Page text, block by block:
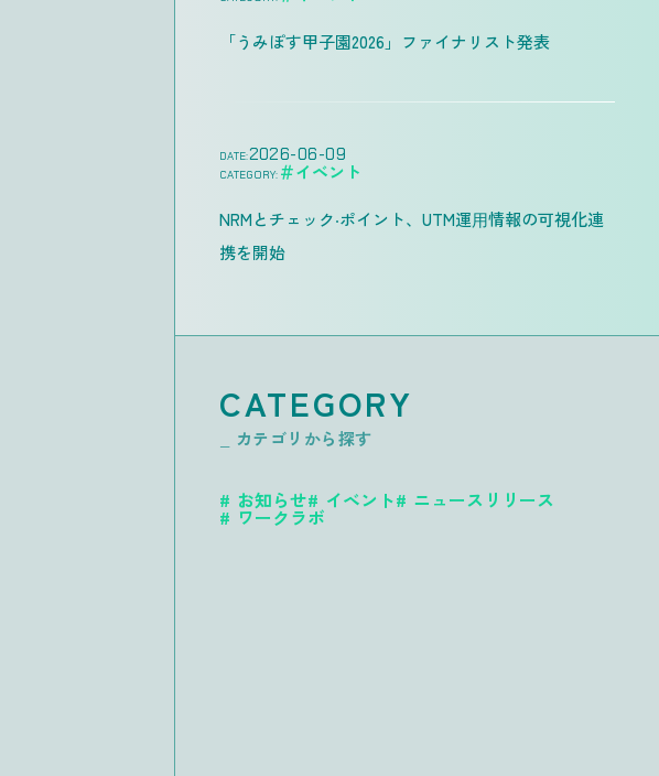
「うみぽす甲子園2026」ファイナリスト発表
DATE:2026-06-09
CATEGORY: ＃イベント
NRMとチェック‧ポイント、UTM運⽤情報の可視化連
携を開始
CATEGORY
_ カテゴリから探す
お知らせ イベント ニュースリリース
ワークラボ